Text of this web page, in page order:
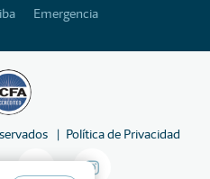
Emergencia
Política de Privacidad